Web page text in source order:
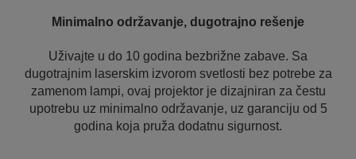
Minimalno održavanje, dugotrajno rešenje
Uživajte u do 10 godina bezbrižne zabave. Sa
dugotrajnim laserskim izvorom svetlosti bez potrebe za
zamenom lampi, ovaj projektor je dizajniran za čestu
upotrebu uz minimalno održavanje, uz garanciju od 5
godina koja pruža dodatnu sigurnost.